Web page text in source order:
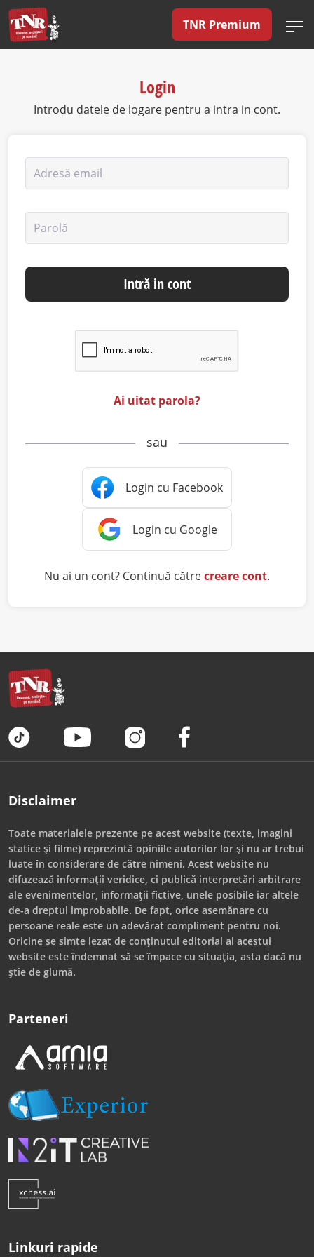
TNR Premium
Login
Introdu datele de logare pentru a intra in cont.
Adresă email
Parolă
Intră in cont
Ai uitat parola?
sau
Nu ai un cont? Continuă cătrecreare cont.
Disclaimer
Toate materialele prezente pe acest website (texte, imagini
statice și filme) reprezintă opiniile autorilor lor și nu ar trebui
luate în considerare de către nimeni. Acest website nu
difuzează informații veridice, ci publică interpretări arbitrare
ale evenimentelor, informații fictive, unele posibile iar altele
de-a dreptul improbabile. De fapt, orice asemănare cu
persoane reale este un adevărat compliment pentru noi.
Oricine se simte lezat de conținutul editorial al acestui
website este îndemnat să se împace cu situația, asta dacă nu
știe de glumă.
Parteneri
Linkuri rapide